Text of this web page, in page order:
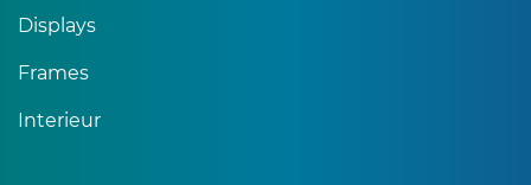
Displays
Frames
Interieur